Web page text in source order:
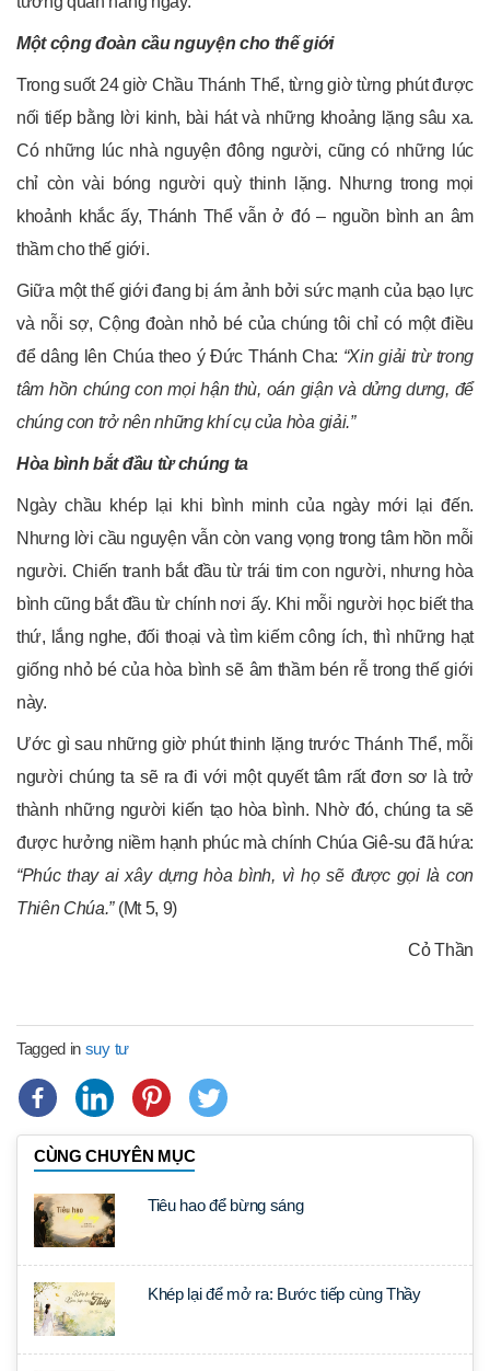
Một cộng đoàn cầu nguyện cho thế giới
Trong suốt 24 giờ Chầu Thánh Thể, từng giờ từng phút được
nối tiếp bằng lời kinh, bài hát và những khoảng lặng sâu xa.
Có những lúc nhà nguyện đông người, cũng có những lúc
chỉ còn vài bóng người quỳ thinh lặng. Nhưng trong mọi
khoảnh khắc ấy, Thánh Thể vẫn ở đó – nguồn bình an âm
thầm cho thế giới.
Giữa một thế giới đang bị ám ảnh bởi sức mạnh của bạo lực
và nỗi sợ, Cộng đoàn nhỏ bé của chúng tôi chỉ có một điều
để dâng lên Chúa theo ý Đức Thánh Cha: “Xin giải trừ trong
tâm hồn chúng con mọi hận thù, oán giận và dửng dưng, để
chúng con trở nên những khí cụ của hòa giải.”
Hòa bình bắt đầu từ chúng ta
Ngày chầu khép lại khi bình minh của ngày mới lại đến.
Nhưng lời cầu nguyện vẫn còn vang vọng trong tâm hồn mỗi
người. Chiến tranh bắt đầu từ trái tim con người, nhưng hòa
bình cũng bắt đầu từ chính nơi ấy. Khi mỗi người học biết tha
thứ, lắng nghe, đối thoại và tìm kiếm công ích, thì những hạt
giống nhỏ bé của hòa bình sẽ âm thầm bén rễ trong thế giới
này.
Ước gì sau những giờ phút thinh lặng trước Thánh Thể, mỗi
người chúng ta sẽ ra đi với một quyết tâm rất đơn sơ là trở
thành những người kiến tạo hòa bình. Nhờ đó, chúng ta sẽ
được hưởng niềm hạnh phúc mà chính Chúa Giê-su đã hứa:
“Phúc thay ai xây dựng hòa bình, vì họ sẽ được gọi là con
Thiên Chúa.”(Mt 5, 9)
Cỏ Thần
Tagged in suy tư
CÙNG CHUYÊN MỤC
Tiêu hao để bừng sáng
Khép lại để mở ra: Bước tiếp cùng Thầy